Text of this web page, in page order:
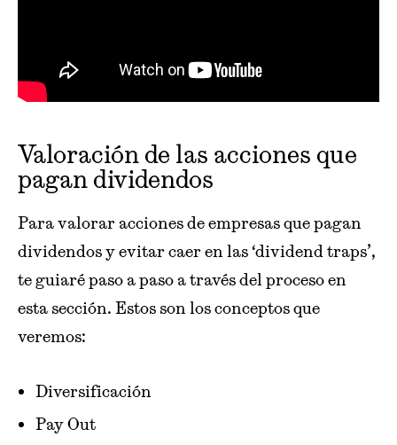
Valoración de las acciones que
pagan dividendos
Para valorar acciones de empresas que pagan
dividendos y evitar caer en las ‘dividend traps’,
te guiaré paso a paso a través del proceso en
esta sección. Estos son los conceptos que
veremos:
Diversificación
Pay Out